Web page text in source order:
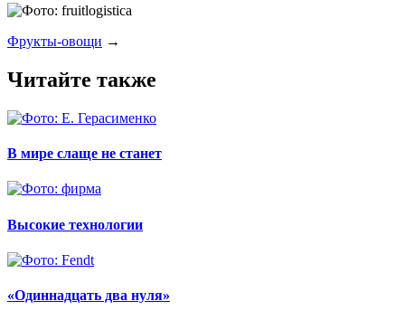
Фрукты-овощи →
Читайте также
В мире слаще не станет
Высокие технологии
«Одиннадцать два нуля»